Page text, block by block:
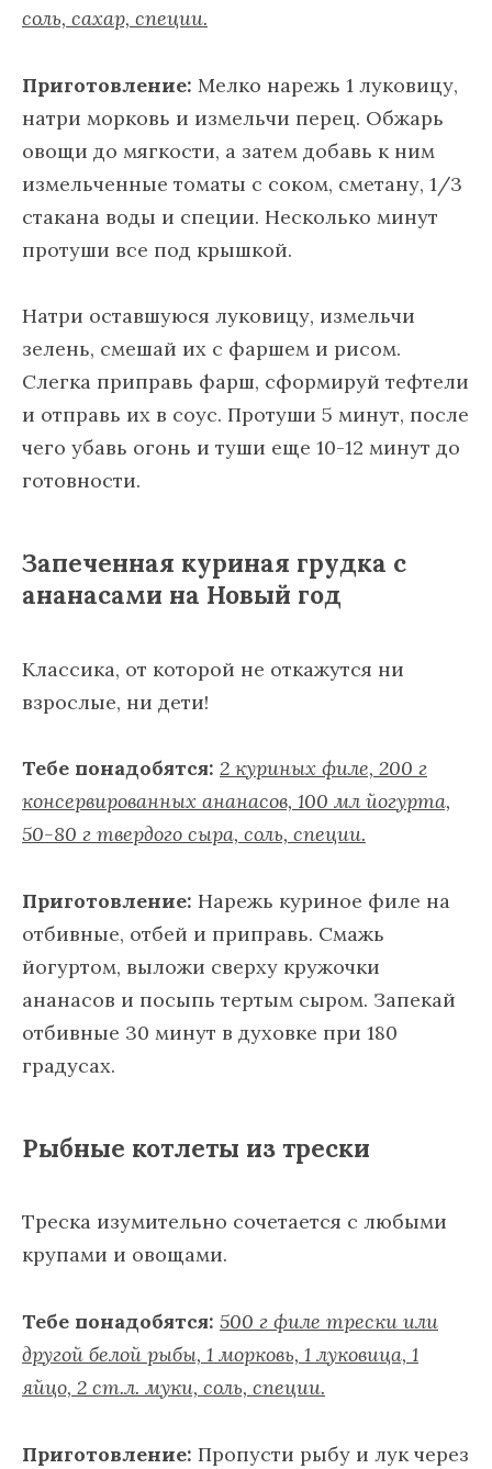
соль, сахар, специи.
Приготовление: Мелко нарежь 1 луковицу,
натри морковь и измельчи перец. Обжарь
овощи до мягкости, а затем добавь к ним
измельченные томаты с соком, сметану, 1/3
стакана воды и специи. Несколько минут
протуши все под крышкой.
Натри оставшуюся луковицу, измельчи
зелень, смешай их с фаршем и рисом.
Слегка приправь фарш, сформируй тефтели
и отправь их в соус. Протуши 5 минут, после
чего убавь огонь и туши еще 10-12 минут до
готовности.
Запеченная куриная грудка с
ананасами на Новый год
Классика, от которой не откажутся ни
взрослые, ни дети!
Тебе понадобятся: 2 куриных филе, 200 г
консервированных ананасов, 100 мл йогурта,
50-80 г твердого сыра, соль, специи.
Приготовление: Нарежь куриное филе на
отбивные, отбей и приправь. Смажь
йогуртом, выложи сверху кружочки
ананасов и посыпь тертым сыром. Запекай
отбивные 30 минут в духовке при 180
градусах.
Рыбные котлеты из трески
Треска изумительно сочетается с любыми
крупами и овощами.
Тебе понадобятся: 500 г филе трески или
другой белой рыбы, 1 морковь, 1 луковица, 1
яйцо, 2 ст.л. муки, соль, специи.
Приготовление: Пропусти рыбу и лук через